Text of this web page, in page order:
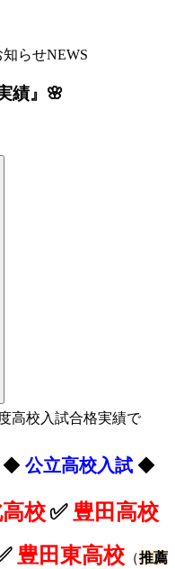
知らせNEWS
績』🌸
高校入試合格実績で
◆ 公立高校入試 ◆
校✅豊田高校
豊田東高校 （推薦